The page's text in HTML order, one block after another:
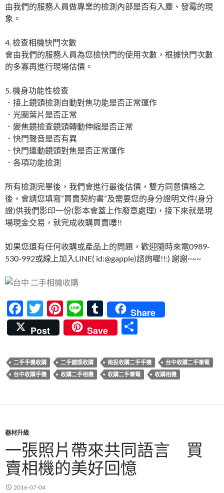
由我們的服務人員做專業的檢測內部是否有入塵、發霉的現
象。
4. 檢查相機快門次數
會由我們的服務人員為您檢快門的使用次數，根據快門次數
的多寡再進行現場估價。
5. 機身功能性檢查
．接上鏡頭檢測自動對焦功能是否正常運作
．光圈葉片是否正常
．變焦鏡檢查鏡頭轉動伸縮是否正常
．快門聲音是否有異
．快門連動鏡頭對焦是否正常運作
．各項功能檢測
所有檢測完畢後，我們會進行最後估價，雙方同意價格之
後，會請您填寫”買賣契約書”及需要您的身分證明文件(身分
證)供我們影印一份(影本會蓋上作廢章處理)，接下來就是現
場現金交易，就完成收購買賣嘍!!
如果您還有任何收購或產品上的問題，歡迎隨時來電0989-
530-992或線上加入LINE( id:@gapple)諮詢喔!!:) 謝謝~~~
F
ac
e
b
o
k
T
w
itt
er
Pi
nt
er
es
t
Li
n
e
T
u
m
bl
r
Share
Post
Save
二手手機收購 二手鏡頭收購 南投收購二手手機
台中收購二手筆電
台中收購手機
收購二手相機 收購二手筆電 收購相機
器材升級
一張照片帶來共同語言 買
賣相機的美好回憶
2016-07-04